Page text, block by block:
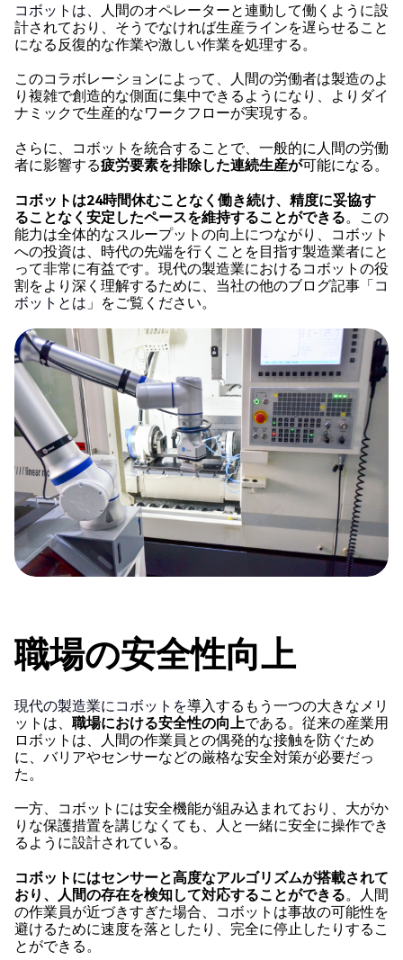
コボットは 、人間のオペレーターと連動して働くように設
計されており、そうでなければ生産ラインを遅らせること
になる反復的な作業や激しい作業を処理する。
このコラボレーションによって、人間の労働者は製造のよ
り複雑で創造的な側面に集中できるようになり、よりダイ
ナミックで生産的なワークフローが実現する。
さらに、コボットを統合することで、一般的に人間の労働
者に影響する疲労要素を排除した連続生産が可能になる。
コボットは24時間休むことなく働き続け、精度に妥協す
ることなく安定したペースを維持することができる。この
能力は全体的なスループットの向上につながり、コボット
への投資は、時代の先端を行くことを目指す製造業者にと
って非常に有益です。現代の製造業におけるコボットの役
割をより深く理解するために、当社の他のブログ記事「コ
ボットとは 」をご覧ください。
職場の安全性向上
現代の製造業にコボットを導入するもう一つの大きなメリ
ットは、 職場における安全性の向上である。従来の産業用
ロボットは、人間の作業員との偶発的な接触を防ぐため
に、バリアやセンサーなどの厳格な安全対策が必要だっ
た。
一方、コボットには安全機能が組み込まれており、大がか
りな保護措置を講じなくても、人と一緒に安全に操作でき
るように設計されている。
コボットにはセンサーと高度なアルゴリズムが搭載されて
おり、人間の存在を検知して対応することができる。人間
の作業員が近づきすぎた場合、コボットは事故の可能性を
避けるために速度を落としたり、完全に停止したりするこ
とができる。